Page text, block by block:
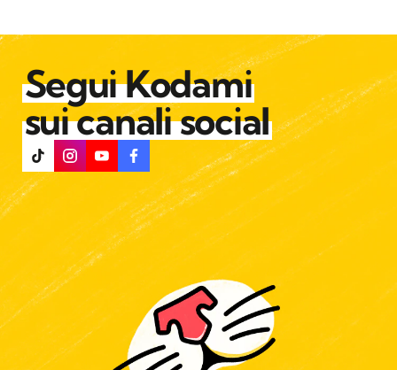
Segui Kodami
sui canali social